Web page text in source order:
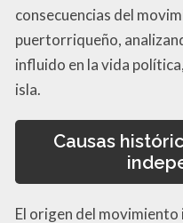
consecuencias del
puertorriqueño,
influido en la vida
isla.
Causas
El origen del